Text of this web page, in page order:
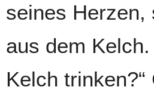
seines Herzen,
aus dem
Kelch